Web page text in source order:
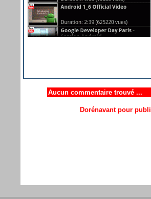
Aucun commentaire trouvé ...
Dorénavant pour